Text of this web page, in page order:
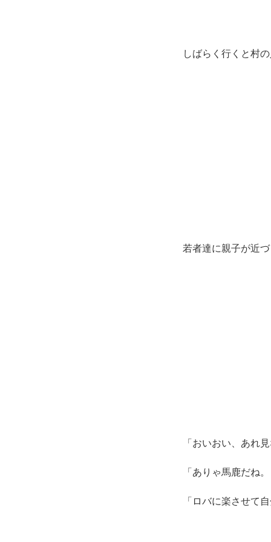
しばらく行くと村
若者達に親子が近
「おいおい、あれ
「ありゃ馬鹿だね
「ロバに楽させて